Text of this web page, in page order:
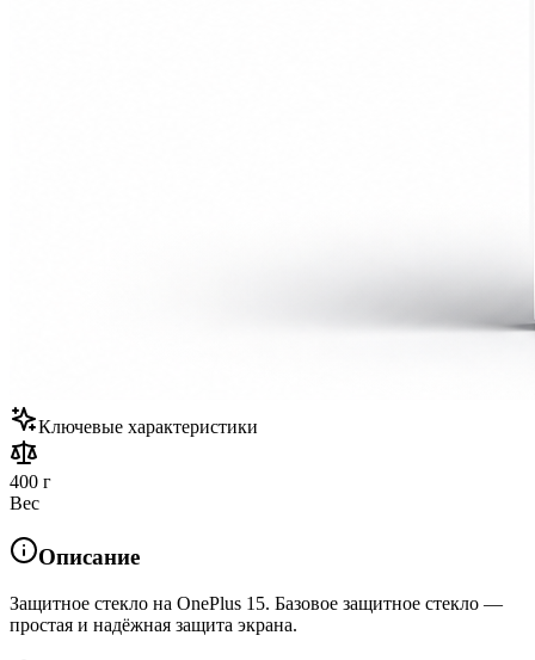
Ключевые характеристики
400 г
Вес
Описание
Защитное стекло на OnePlus 15. Базовое защитное стекло —
простая и надёжная защита экрана.